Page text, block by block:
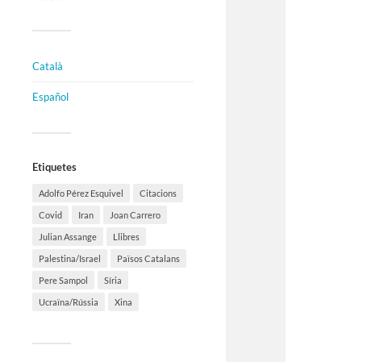
Català
Español
Etiquetes
Adolfo Pérez Esquivel Citacions
Covid Iran Joan Carrero
Julian Assange Llibres
Palestina/Israel Països Catalans
Pere Sampol Síria
Ucraïna/Rússia Xina